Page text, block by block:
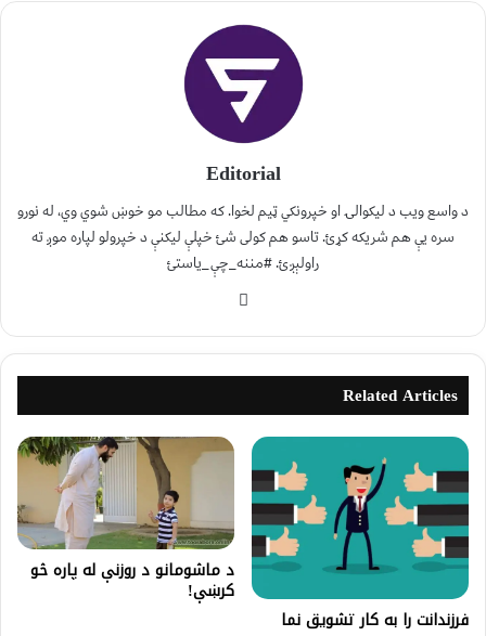
Editorial
د واسع ویب د لیکوالۍ او خپرونکي ټیم لخوا. که مطالب مو خوښ شوي وي، له نورو
سره یې هم شریکه کړئ. تاسو هم کولی شئ خپلې لیکنې د خپرولو لپاره موږ ته
راولېږئ. #مننه_چې_یاستئ
Related Articles
فرزندانت را به کار تشویق نما
د ماشومانو د روزنې له پاره څو
کرښې!